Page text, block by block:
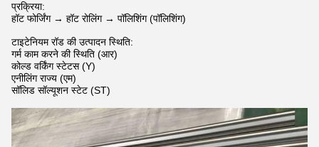
प्रक्रिया:
हॉट फोर्जिंग → हॉट रोलिंग → पॉलिशिंग (पॉलिशिंग)
टाइटेनियम रॉड की उत्पादन स्थिति:
गर्म काम करने की स्थिति (आर)
कोल्ड वर्किंग स्टेटस (Y)
एनीलिंग राज्य (एम)
सॉलिड सॉल्यूशन स्टेट (ST)